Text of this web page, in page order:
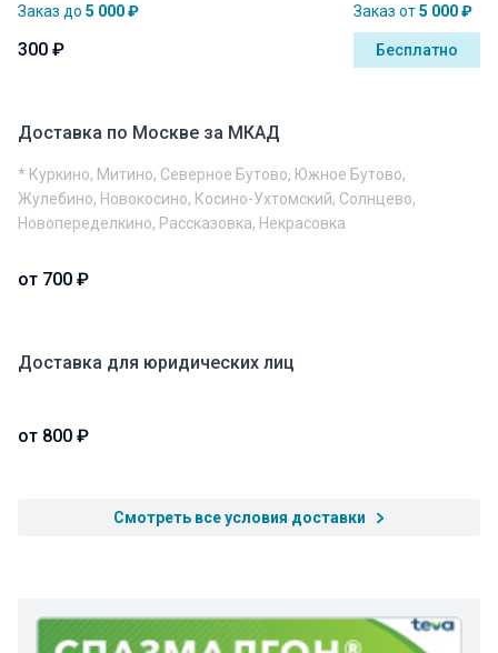
Заказ до 5 000 ₽
300 ₽
Заказ от5 000 ₽
Бесплатно
Доставка по Москве за МКАД
* Куркино, Митино, Северное Бутово, Южное Бутово,
Жулебино, Новокосино, Косино-Ухтомский, Солнцево,
Новопеределкино, Рассказовка, Некрасовка
от 700 ₽
Доставка для юридических лиц
от 800 ₽
Смотреть все условия доставки